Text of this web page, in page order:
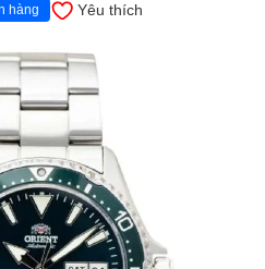
hàng Yêu thích